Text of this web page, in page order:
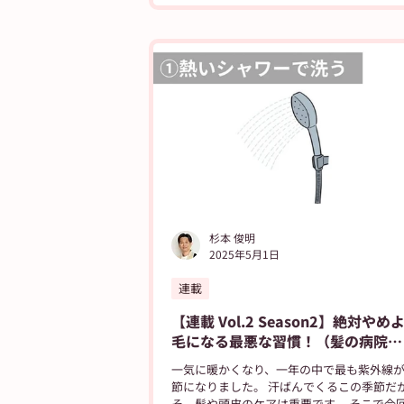
【連載 Vol.2 Season2】絶対やめよ
毛になる最悪な習慣！（髪の病院
TOKYO）
一気に暖かくなり、一年の中で最も紫外線が
節になりました。 汗ばんでくるこの季節だ
連載
杉本 俊明
2025年5月1日